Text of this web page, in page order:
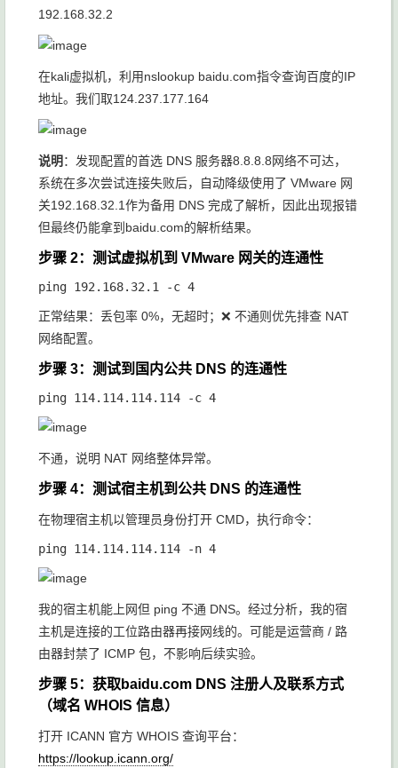
192.168.32.2
在kali虚拟机，利用nslookup baidu.com指令查询百度的IP
地址。我们取124.237.177.164
说明 ：发现配置的首选 DNS 服务器8.8.8.8网络不可达，
系统在多次尝试连接失败后，自动降级使用了 VMware 网
关192.168.32.1作为备用 DNS 完成了解析，因此出现报错
但最终仍能拿到baidu.com的解析结果。
步骤 2：测试虚拟机到 VMware 网关的连通性
正常结果：丢包率 0%，无超时；❌ 不通则优先排查 NAT
网络配置。
步骤 3：测试到国内公共 DNS 的连通性
不通，说明 NAT 网络整体异常。
步骤 4：测试宿主机到公共 DNS 的连通性
在物理宿主机以管理员身份打开 CMD，执行命令：
我的宿主机能上网但 ping 不通 DNS。经过分析，我的宿
主机是连接的工位路由器再接网线的。可能是运营商 / 路
由器封禁了 ICMP 包，不影响后续实验。
步骤 5：获取baidu.com DNS 注册人及联系方式
（域名 WHOIS 信息）
打开 ICANN 官方 WHOIS 查询平台：
https://lookup.icann.org/